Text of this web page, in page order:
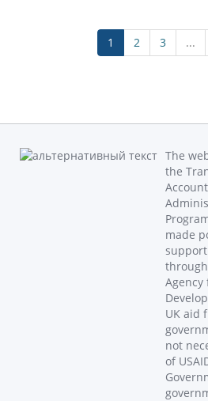
1 2 3 ...
The
the
made
UK aid
not
of